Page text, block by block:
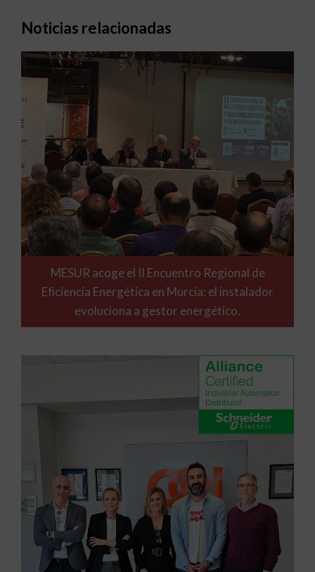
Noticias relacionadas
MESUR acoge el II Encuentro Regional de
Eficiencia Energética en Murcia: el instalador
evoluciona a gestor energético.